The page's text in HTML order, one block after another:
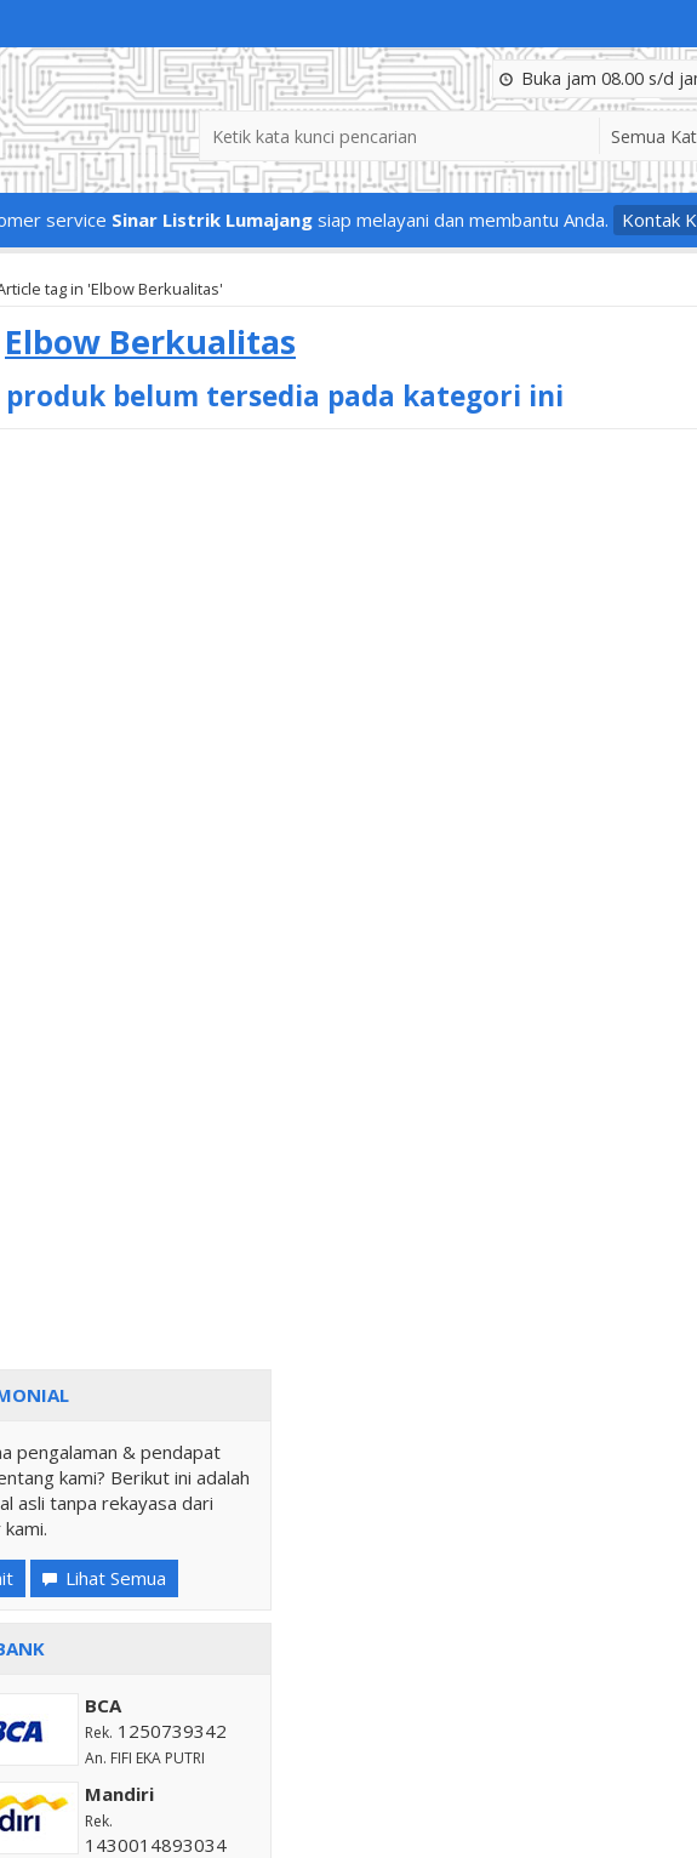
Buka jam 08.00 s/d
service Sinar Listrik Lumajang siap melayani dan membantu Anda. Kontak
tag in 'Elbow Berkualitas'
Elbow Berkualitas
produk belum tersedia pada kategori ini
pengalaman & pendapat
kami? Berikut ini adalah
asli tanpa rekayasa dari
Lihat Semua
BCA
Rek. 1250739342
An. FIFI EKA PUTRI
Mandiri
Rek.
1430014893034